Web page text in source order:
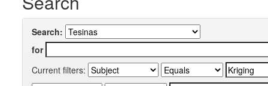
Search:
for
Current filters: